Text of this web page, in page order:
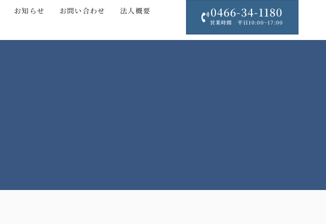
お知らせ お問い合わせ 法人概要 0466-34-1180
営業時間 平日10:00~17:00